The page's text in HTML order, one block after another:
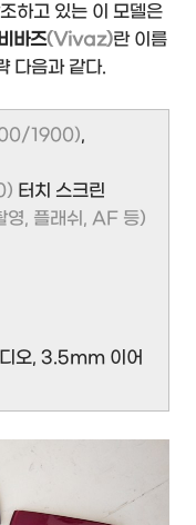
하고 있는 이 모델은
비바즈(Vivaz)란 이름
다음과 같다.
1900),
터치 스크린
, 플래쉬, AF 등)
오, 3.5mm 이어